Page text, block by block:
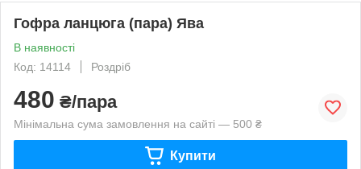
Гофра ланцюга (пара) Ява
В наявності
Код: 14114
Роздріб
480 ₴/пара
Мінімальна сума замовлення на сайті — 500 ₴
Купити